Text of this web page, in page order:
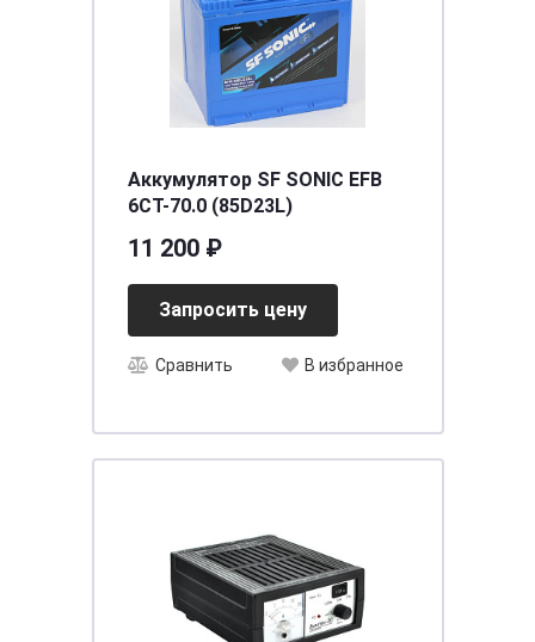
Аккумулятор SF SONIC EFB
6СТ-70.0 (85D23L)
11 200 ₽
Запросить цену
Сравнить В избранное